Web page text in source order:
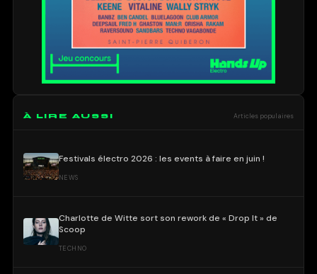
À LIRE AUSSI Articles populaires
Festivals électro 2026 : les events à faire en juin !
NEWS
Charlotte de Witte sort son rework de « Drop It » de
Scoop
TECHNO